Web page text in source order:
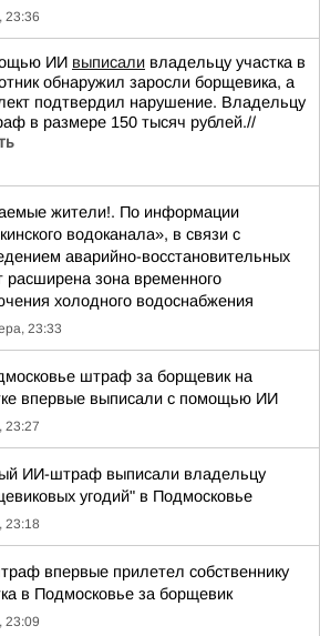
23:36
ИИ выписали владельцу участка в
обнаружил заросли борщевика, а
подтвердил нарушение. Владельцу
в размере 150 тысяч рублей.//
жители!. По информации
водоканала», в связи с
аварийно-восстановительных
расширена зона временного
холодного водоснабжения
23:33
штраф за борщевик на
впервые выписали с помощью ИИ
23:27
ИИ-штраф выписали владельцу
угодий" в Подмосковье
23:18
впервые прилетел собственнику
в Подмосковье за борщевик
23:09